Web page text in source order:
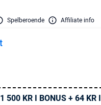
Spelberoende Affiliate info
500 KR I BONUS + 64 KR I